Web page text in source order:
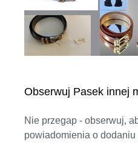
Obserwuj Pasek innej
Nie przegap - obserwuj,
powiadomienia o